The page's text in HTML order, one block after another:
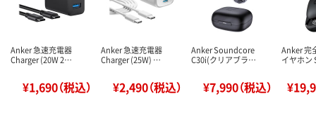
Anker 急速充電器
Charger (20W 2…
¥1,690（税込）
Anker 急速充電器
Charger (25W) …
¥2,490（税込）
Anker Soundcore
C30i(クリアブラ…
¥7,990（税込）
Anker 完
イヤホ